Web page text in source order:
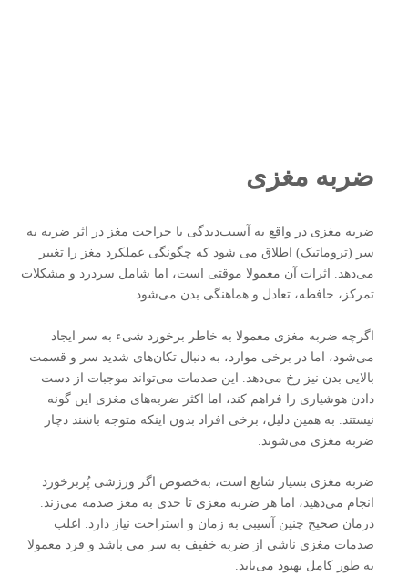
ضربه مغزی
ضربه مغزی در واقع به آسیب‌دیدگی یا جراحت مغز در اثر ضربه به
سر (تروماتیک) اطلاق می شود که چگونگی عملکرد مغز را تغییر
می‌دهد. اثرات آن معمولا موقتی است، اما شامل سردرد و مشکلات
تمرکز، حافظه، تعادل و هماهنگی بدن می‌شود.
اگرچه ضربه مغزی معمولا به خاطر برخورد شیء به سر ایجاد
می‌شود، اما در برخی موارد، به دنبال تکان‌های شدید سر و قسمت
بالایی بدن نیز رخ می‌دهد. این صدمات می‌تواند موجبات از دست
دادن هوشیاری را فراهم کند، اما اکثر ضربه‌های مغزی این گونه
نیستند. به همین دلیل، برخی افراد بدون اینکه متوجه باشند دچار
ضربه مغزی می‌شوند.
ضربه مغزی بسیار شایع است، به‌خصوص اگر ورزشی پُربرخورد
انجام می‌دهید، اما هر ضربه مغزی تا حدی به مغز صدمه می‌زند.
درمان صحیح چنین آسیبی به زمان و استراحت نیاز دارد. اغلب
صدمات مغزی ناشی از ضربه خفیف به سر می باشد و فرد معمولا
به طور کامل بهبود می‌یابد.